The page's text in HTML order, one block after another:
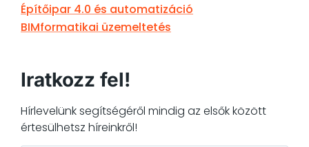
Építőipar 4.0 és automatizáció
BIMformatikai üzemeltetés
Iratkozz fel!
Hírlevelünk segítségéről mindig az elsők között
értesülhetsz híreinkről!